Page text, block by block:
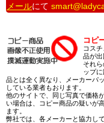
メールにて
コピ
コス
品が出
それ
ップ
品とは全く異なり、メーカーパ
している業者もおります。
他のサイトで、同じ写真で価格
い場合は、コピー商品の疑いが
ます。
弊社では、各メーカーと協力し